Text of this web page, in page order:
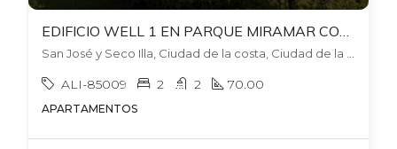
ALI-85009 2 2 70.00
APARTAMENTOS